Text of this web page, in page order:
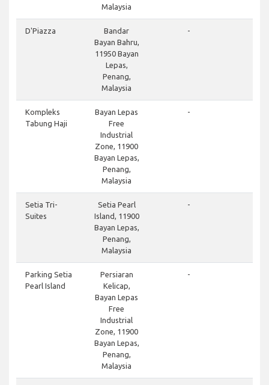
Malaysia
D'Piazza
Bandar
Bayan Bahru,
11950 Bayan
Lepas,
Penang,
Malaysia
-
Kompleks
Tabung Haji
Bayan Lepas
Free
Industrial
Zone, 11900
Bayan Lepas,
Penang,
Malaysia
-
Setia Tri-
Suites
Setia Pearl
Island, 11900
Bayan Lepas,
Penang,
Malaysia
-
Parking Setia
Pearl Island
Persiaran
Kelicap,
Bayan Lepas
Free
Industrial
Zone, 11900
Bayan Lepas,
Penang,
Malaysia
-